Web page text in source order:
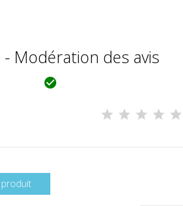
- Modération des avis
